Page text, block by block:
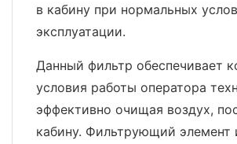
в кабину при нормальных
эксплуатации.
Данный фильтр обеспечивает
условия работы оператора
эффективно очищая воздух,
кабину. Фильтрующий элемент